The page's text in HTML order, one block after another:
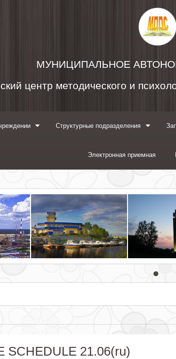
МУНИЦИПАЛЬНОЕ
центр методического и
Структурные подразделения
Электронная приемная
SCHEDULE 21.06(ru)